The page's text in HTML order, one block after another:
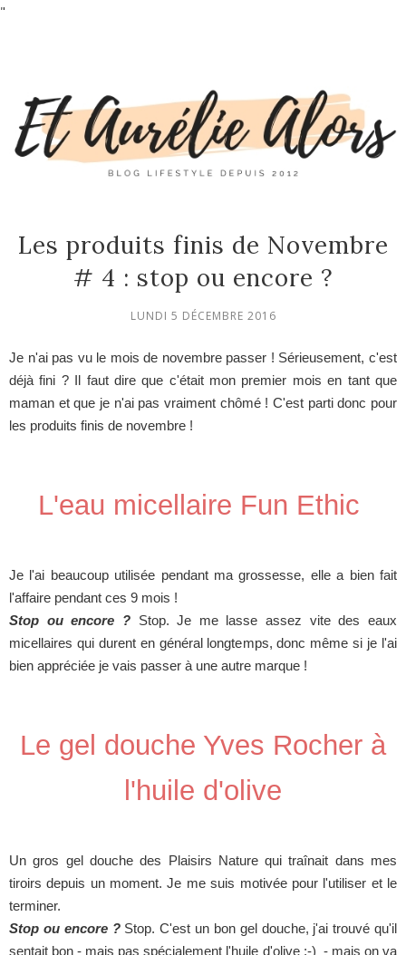
"
Les produits finis de Novembre
# 4 : stop ou encore ?
LUNDI 5 DÉCEMBRE 2016
Je n'ai pas vu le mois de novembre passer ! Sérieusement, c'est
déjà fini ? Il faut dire que c'était mon premier mois en tant que
maman et que je n'ai pas vraiment chômé ! C'est parti donc pour
les produits finis de novembre !
L'eau micellaire Fun Ethic
Je l'ai beaucoup utilisée pendant ma grossesse, elle a bien fait
l'affaire pendant ces 9 mois !
Stop ou encore ?Stop. Je me lasse assez vite des eaux
micellaires qui durent en général longtemps, donc même si je l'ai
bien appréciée je vais passer à une autre marque !
Le gel douche Yves Rocher à
l'huile d'olive
Un gros gel douche des Plaisirs Nature qui traînait dans mes
tiroirs depuis un moment. Je me suis motivée pour l'utiliser et le
terminer.
Stop ou encore ?Stop. C'est un bon gel douche, j'ai trouvé qu'il
sentait bon - mais pas spécialement l'huile d'olive :-) - mais on va